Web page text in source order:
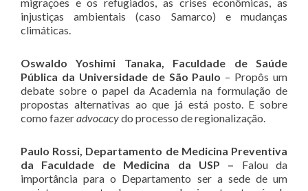
injustiças ambientais (caso Samarco) e mudanças
climáticas.
Oswaldo Yoshimi Tanaka, Faculdade de Saúde
Pública da Universidade de São Paulo – Propôs um
debate sobre o papel da Academia na formulação de
propostas alternativas ao que já está posto. E sobre
como fazeradvocacydo processo de regionalização.
Paulo Rossi, Departamento de Medicina Preventiva
da Faculdade de Medicina da USP – Falou da
importância para o Departamento ser a sede de um